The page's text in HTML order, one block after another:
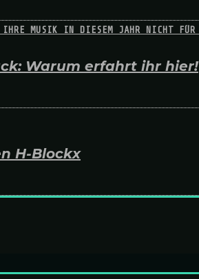
Warum erfahrt ihr hier!
H-Blockx